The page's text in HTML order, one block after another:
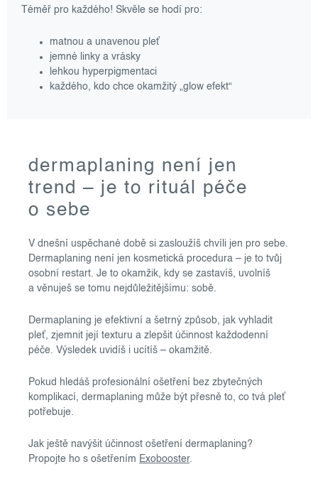
Téměř pro každého! Skvěle se hodí pro:
matnou a unavenou pleť
jemné linky a vrásky
lehkou hyperpigmentaci
každého, kdo chce okamžitý „glow efekt“
dermaplaning není jen
trend – je to rituál péče
o sebe
V dnešní uspěchané době si zasloužíš chvíli jen pro sebe.
Dermaplaning není jen kosmetická procedura – je to tvůj
osobní restart. Je to okamžik, kdy se zastavíš, uvolníš
a věnuješ se tomu nejdůležitějšímu: sobě.
Dermaplaning je efektivní a šetrný způsob, jak vyhladit
pleť, zjemnit její texturu a zlepšit účinnost každodenní
péče. Výsledek uvidíš i ucítíš – okamžitě.
Pokud hledáš profesionální ošetření bez zbytečných
komplikací, dermaplaning může být přesně to, co tvá pleť
potřebuje.
Jak ještě navýšit účinnost ošetření dermaplaning?
Propojte ho s ošetřením Exobooster.